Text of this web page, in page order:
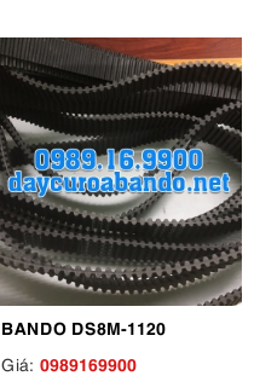
BANDO DS8M-1120
Giá: 0989169900